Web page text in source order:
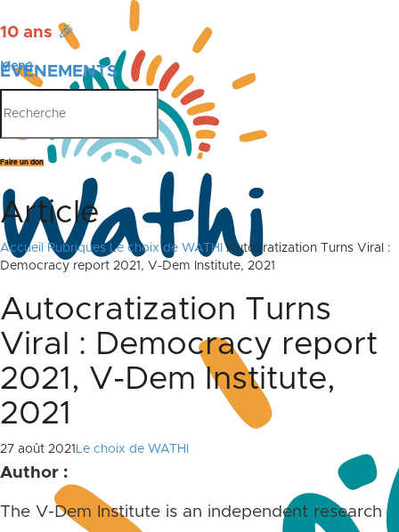
10 ans 🎉
ÉVÉNEMENTS
PUBLICATIONS
Menu
Faire un don
Article
Accueil Rubriques Le choix de WATHI
Autocratization Turns Viral :
Democracy report 2021, V-Dem Institute, 2021
Autocratization Turns
Viral : Democracy report
2021, V-Dem Institute,
2021
27 août 2021 Le choix de WATHI
Author :
The V-Dem Institute is an independent research